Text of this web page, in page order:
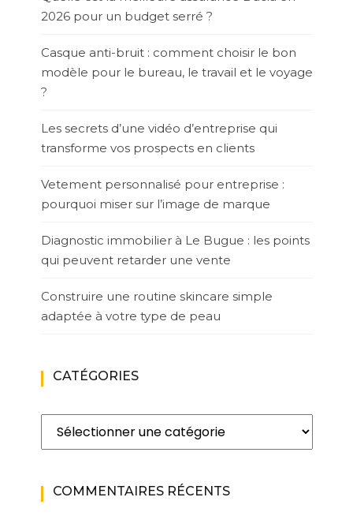
2026 pour un budget serré ?
Casque anti-bruit : comment choisir le bon
modèle pour le bureau, le travail et le voyage
?
Les secrets d’une vidéo d’entreprise qui
transforme vos prospects en clients
Vetement personnalisé pour entreprise :
pourquoi miser sur l’image de marque
Diagnostic immobilier à Le Bugue : les points
qui peuvent retarder une vente
Construire une routine skincare simple
adaptée à votre type de peau
CATÉGORIES
Catégories
COMMENTAIRES RÉCENTS